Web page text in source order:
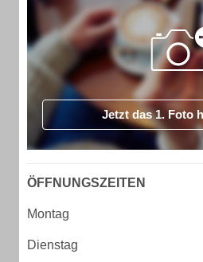
Jetzt das 1. Foto
ÖFFNUNGSZEITEN
Montag
Dienstag